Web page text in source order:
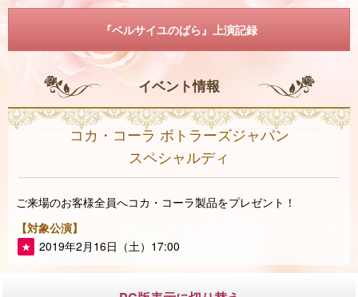
『ベルサイユのばら』上演記録
イベント情報
コカ・コーラ ボトラーズジャパン
スペシャルディ
ご来場のお客様全員へコカ・コーラ製品をプレゼント！
【対象公演】
★ 2019年2月16日（土）17:00